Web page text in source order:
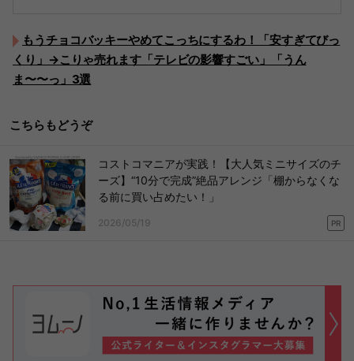
もうチョコバッキーやめてこっちにするわ！「安すぎてびっ
くり」→こりゃ売れます「テレビの影響すごい」「うん
ま〜〜っ」3選
こちらもどうぞ
コストコマニアが実践！【大人気ミニサイズのチ
ーズ】“10分で完成”絶品アレンジ「棚からなくな
る前に買い占めたい！」
2026/05/19 PR